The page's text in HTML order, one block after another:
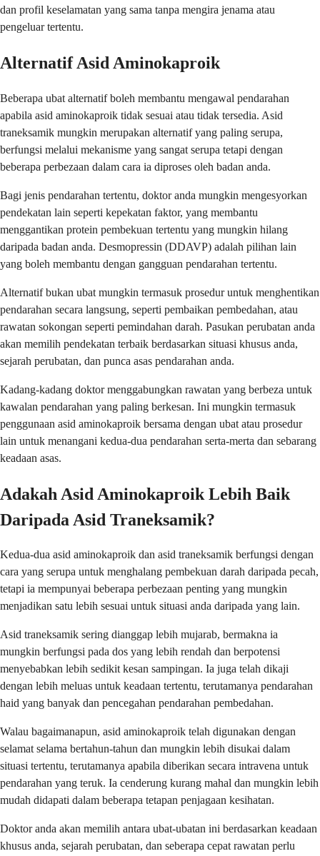
dan profil keselamatan yang sama tanpa mengira jenama atau
pengeluar tertentu.
Alternatif Asid Aminokaproik
Beberapa ubat alternatif boleh membantu mengawal pendarahan
apabila asid aminokaproik tidak sesuai atau tidak tersedia. Asid
traneksamik mungkin merupakan alternatif yang paling serupa,
berfungsi melalui mekanisme yang sangat serupa tetapi dengan
beberapa perbezaan dalam cara ia diproses oleh badan anda.
Bagi jenis pendarahan tertentu, doktor anda mungkin mengesyorkan
pendekatan lain seperti kepekatan faktor, yang membantu
menggantikan protein pembekuan tertentu yang mungkin hilang
daripada badan anda. Desmopressin (DDAVP) adalah pilihan lain
yang boleh membantu dengan gangguan pendarahan tertentu.
Alternatif bukan ubat mungkin termasuk prosedur untuk menghentikan
pendarahan secara langsung, seperti pembaikan pembedahan, atau
rawatan sokongan seperti pemindahan darah. Pasukan perubatan anda
akan memilih pendekatan terbaik berdasarkan situasi khusus anda,
sejarah perubatan, dan punca asas pendarahan anda.
Kadang-kadang doktor menggabungkan rawatan yang berbeza untuk
kawalan pendarahan yang paling berkesan. Ini mungkin termasuk
penggunaan asid aminokaproik bersama dengan ubat atau prosedur
lain untuk menangani kedua-dua pendarahan serta-merta dan sebarang
keadaan asas.
Adakah Asid Aminokaproik Lebih Baik
Daripada Asid Traneksamik?
Kedua-dua asid aminokaproik dan asid traneksamik berfungsi dengan
cara yang serupa untuk menghalang pembekuan darah daripada pecah,
tetapi ia mempunyai beberapa perbezaan penting yang mungkin
menjadikan satu lebih sesuai untuk situasi anda daripada yang lain.
Asid traneksamik sering dianggap lebih mujarab, bermakna ia
mungkin berfungsi pada dos yang lebih rendah dan berpotensi
menyebabkan lebih sedikit kesan sampingan. Ia juga telah dikaji
dengan lebih meluas untuk keadaan tertentu, terutamanya pendarahan
haid yang banyak dan pencegahan pendarahan pembedahan.
Walau bagaimanapun, asid aminokaproik telah digunakan dengan
selamat selama bertahun-tahun dan mungkin lebih disukai dalam
situasi tertentu, terutamanya apabila diberikan secara intravena untuk
pendarahan yang teruk. Ia cenderung kurang mahal dan mungkin lebih
mudah didapati dalam beberapa tetapan penjagaan kesihatan.
Doktor anda akan memilih antara ubat-ubatan ini berdasarkan keadaan
khusus anda, sejarah perubatan, dan seberapa cepat rawatan perlu